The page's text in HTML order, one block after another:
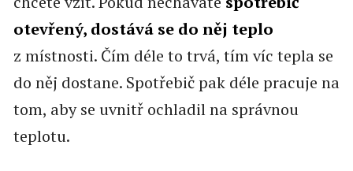
otevřený, dostává se do něj teplo
z místnosti. Čím déle to trvá, tím víc tepla se
do něj dostane. Spotřebič pak déle pracuje na
tom, aby se uvnitř ochladil na správnou
teplotu.